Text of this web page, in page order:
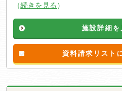
（続きを見る ）
施設詳細を
資料請求リスト